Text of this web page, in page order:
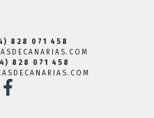
828 071 458
828 071 458